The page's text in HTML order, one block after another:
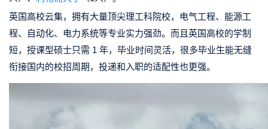
英国高校云集，拥有大量顶尖理工科院校，电气工程、能源工
程、自动化、电力系统等专业实力强劲。而且英国高校的学制
短，授课型硕士只需 1 年，毕业时间灵活，很多毕业生能无缝
衔接国内的校招周期，投递和入职的适配性也更强。